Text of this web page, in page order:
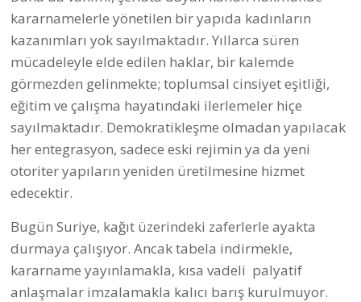
kararnamelerle yönetilen bir yapıda kadınların
kazanımları yok sayılmaktadır. Yıllarca süren
mücadeleyle elde edilen haklar, bir kalemde
görmezden gelinmekte; toplumsal cinsiyet eşitliği,
eğitim ve çalışma hayatındaki ilerlemeler hiçe
sayılmaktadır. Demokratikleşme olmadan yapılacak
her entegrasyon, sadece eski rejimin ya da yeni
otoriter yapıların yeniden üretilmesine hizmet
edecektir.
Bugün Suriye, kağıt üzerindeki zaferlerle ayakta
durmaya çalışıyor. Ancak tabela indirmekle,
kararname yayınlamakla, kısa vadeli palyatif
anlaşmalar imzalamakla kalıcı barış kurulmuyor.